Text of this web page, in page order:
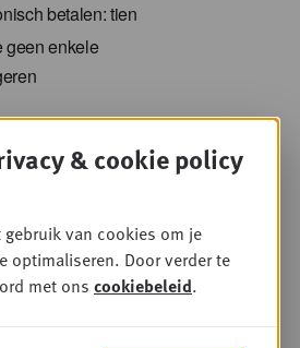
betalen: tien
geen enkele
foodservice!
& cookie policy
van cookies om je
optimaliseren. Door verder te
met ons cookiebeleid.